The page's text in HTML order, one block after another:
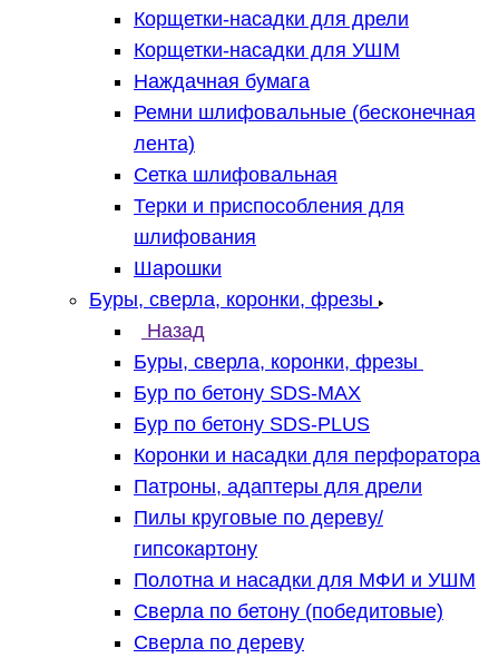
Корщетки-насадки для дрели
Корщетки-насадки для УШМ
Наждачная бумага
Ремни шлифовальные (бесконечная
лента)
Сетка шлифовальная
Терки и приспособления для
шлифования
Шарошки
Буры, сверла, коронки, фрезы
Назад
Буры, сверла, коронки, фрезы
Бур по бетону SDS-MAX
Бур по бетону SDS-PLUS
Коронки и насадки для перфоратора
Патроны, адаптеры для дрели
Пилы круговые по дереву/
гипсокартону
Полотна и насадки для МФИ и УШМ
Сверла по бетону (победитовые)
Сверла по дереву